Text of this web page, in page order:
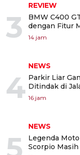
3
REVIEW
BMW C400
dengan Fitur
14 jam
4
NEWS
Parkir Liar
Ditindak di
16 jam
5
NEWS
Legenda
Scorpio